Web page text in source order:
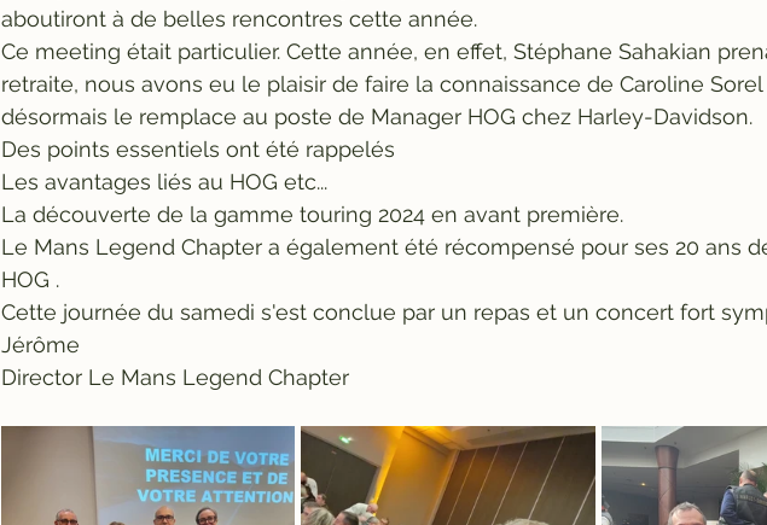
aboutiront à de belles rencontres cette année.
Ce meeting était particulier. Cette année, en effet, Stéphane Sahakian
retraite, nous avons eu le plaisir de faire la connaissance de Caroline Sorel
désormais le remplace au poste de Manager HOG chez Harley-Davidson.
Des points essentiels ont été rappelés
Les avantages liés au HOG etc...
La découverte de la gamme touring 2024 en avant première.
Le Mans Legend Chapter a également été récompensé pour ses 20 ans
HOG .
Cette journée du samedi s'est conclue par un repas et un concert fort
Jérôme
Director Le Mans Legend Chapter